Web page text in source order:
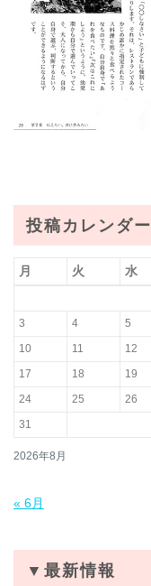
投稿カレンダー
2026年8月
月 火 水
3
4 5
10
11 12
17
18 19
24
25 26
31
« 6月
▼最新情報